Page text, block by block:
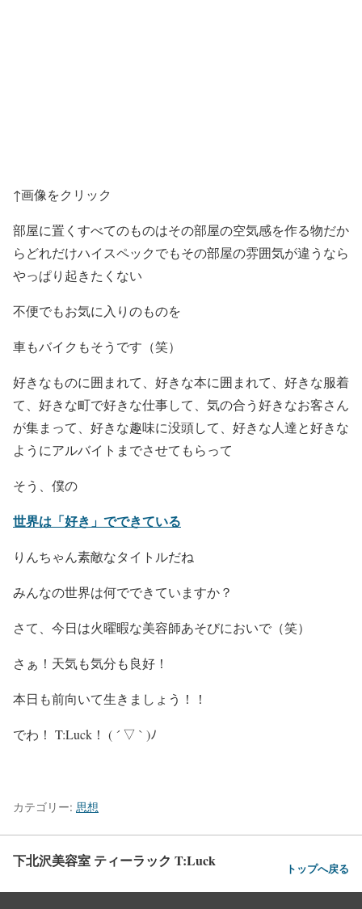
↑画像をクリック
部屋に置くすべてのものはその部屋の空気感を作る物だか
らどれだけハイスペックでもその部屋の雰囲気が違うなら
やっぱり起きたくない
不便でもお気に入りのものを
車もバイクもそうです（笑）
好きなものに囲まれて、好きな本に囲まれて、好きな服着
て、好きな町で好きな仕事して、気の合う好きなお客さん
が集まって、好きな趣味に没頭して、好きな人達と好きな
ようにアルバイトまでさせてもらって
そう、僕の
世界は「好き」でできている
りんちゃん素敵なタイトルだね
みんなの世界は何でできていますか？
さて、今日は火曜暇な美容師あそびにおいで（笑）
さぁ！天気も気分も良好！
本日も前向いて生きましょう！！
でわ！ T:Luck！ ( ´ ▽ ` )ﾉ
カテゴリー: 思想
下北沢美容室 ティーラック T:Luck トップへ戻る